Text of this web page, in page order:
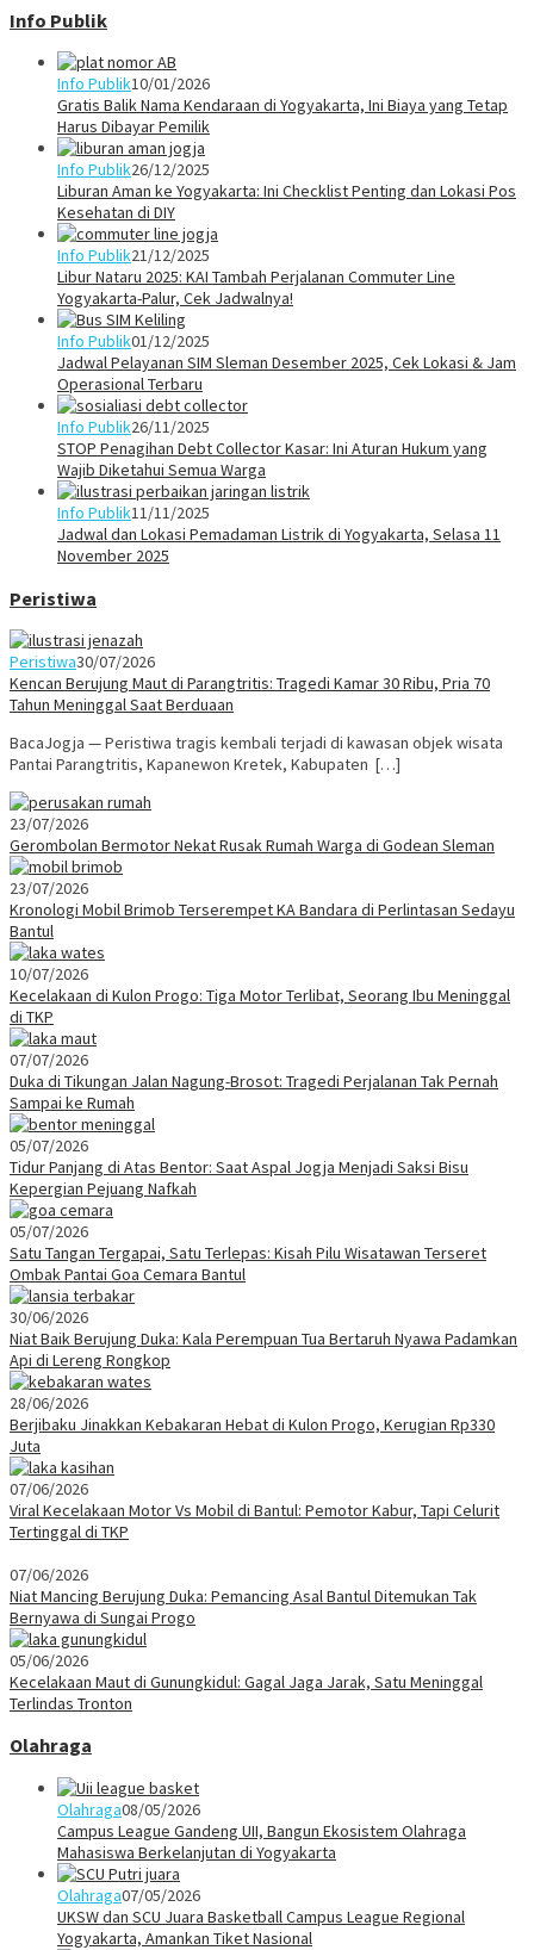
Info Publik
Info Publik10/01/2026
Gratis Balik Nama Kendaraan di Yogyakarta, Ini Biaya yang Tetap
Harus Dibayar Pemilik
Info Publik26/12/2025
Liburan Aman ke Yogyakarta: Ini Checklist Penting dan Lokasi Pos
Kesehatan di DIY
Info Publik21/12/2025
Libur Nataru 2025: KAI Tambah Perjalanan Commuter Line
Yogyakarta-Palur, Cek Jadwalnya!
Info Publik01/12/2025
Jadwal Pelayanan SIM Sleman Desember 2025, Cek Lokasi & Jam
Operasional Terbaru
Info Publik26/11/2025
STOP Penagihan Debt Collector Kasar: Ini Aturan Hukum yang
Wajib Diketahui Semua Warga
Info Publik11/11/2025
Jadwal dan Lokasi Pemadaman Listrik di Yogyakarta, Selasa 11
November 2025
Peristiwa
Peristiwa30/07/2026
Kencan Berujung Maut di Parangtritis: Tragedi Kamar 30 Ribu, Pria 70
Tahun Meninggal Saat Berduaan
BacaJogja — Peristiwa tragis kembali terjadi di kawasan objek wisata
Pantai Parangtritis, Kapanewon Kretek, Kabupaten […]
23/07/2026
Gerombolan Bermotor Nekat Rusak Rumah Warga di Godean Sleman
23/07/2026
Kronologi Mobil Brimob Terserempet KA Bandara di Perlintasan Sedayu
Bantul
10/07/2026
Kecelakaan di Kulon Progo: Tiga Motor Terlibat, Seorang Ibu Meninggal
di TKP
07/07/2026
Duka di Tikungan Jalan Nagung-Brosot: Tragedi Perjalanan Tak Pernah
Sampai ke Rumah
05/07/2026
Tidur Panjang di Atas Bentor: Saat Aspal Jogja Menjadi Saksi Bisu
Kepergian Pejuang Nafkah
05/07/2026
Satu Tangan Tergapai, Satu Terlepas: Kisah Pilu Wisatawan Terseret
Ombak Pantai Goa Cemara Bantul
30/06/2026
Niat Baik Berujung Duka: Kala Perempuan Tua Bertaruh Nyawa Padamkan
Api di Lereng Rongkop
28/06/2026
Berjibaku Jinakkan Kebakaran Hebat di Kulon Progo, Kerugian Rp330
Juta
07/06/2026
Viral Kecelakaan Motor Vs Mobil di Bantul: Pemotor Kabur, Tapi Celurit
Tertinggal di TKP
07/06/2026
Niat Mancing Berujung Duka: Pemancing Asal Bantul Ditemukan Tak
Bernyawa di Sungai Progo
05/06/2026
Kecelakaan Maut di Gunungkidul: Gagal Jaga Jarak, Satu Meninggal
Terlindas Tronton
Olahraga
Olahraga08/05/2026
Campus League Gandeng UII, Bangun Ekosistem Olahraga
Mahasiswa Berkelanjutan di Yogyakarta
Olahraga07/05/2026
UKSW dan SCU Juara Basketball Campus League Regional
Yogyakarta, Amankan Tiket Nasional